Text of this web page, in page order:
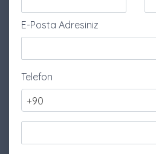
E-Posta Adresiniz
Telefon
+90